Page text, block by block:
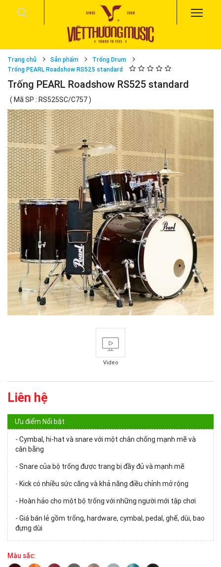
Trang chủ Sản phẩm
Trống Drum
Trống PEARL Roadshow RS525 standard
Trống PEARL Roadshow RS525 standard
( Mã SP : RS525SC/C757 )
Video
Liên hệ
Ưu điểm Nổi bật
- Cymbal, hi-hat và snare với một chân chống mạnh mẽ và
cân bằng
- Snare của bộ trống được trang bị đầy đủ và mạnh mẽ
- Kick có nhiều sức căng và khả năng điều chỉnh mở rộng
- Hoàn hảo cho một bộ trống với những người mới tập chơi
- Giá bán lẻ gồm trống, hardware, cymbal, pedal, ghế, dùi, bao
đựng dùi
Màu sắc: